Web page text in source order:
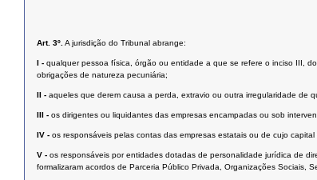
Art. 3º.A jurisdição do Tribunal abrange:
I - qualquer pessoa física, órgão ou entidade a que se refere o inciso III,
obrigações de natureza pecuniária;
II - aqueles que derem causa a perda, extravio ou outra irregularidade de
III - os dirigentes ou liquidantes das empresas encampadas ou sob
IV - os responsáveis pelas contas das empresas estatais ou de cujo
V - os responsáveis por entidades dotadas de personalidade jurídica de
formalizaram acordos de Parceria Público Privada, Organizações Sociais,